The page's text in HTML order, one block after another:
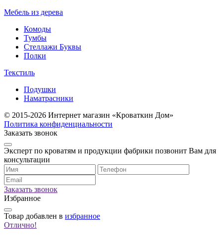
Мебель из дерева
Комоды
Тумбы
Стеллажи Буквы
Полки
Текстиль
Подушки
Наматрасники
© 2015-2026 Интернет магазин «Кроваткин Дом»
Политика конфиденциальности
Заказать звонок
Эксперт по кроватям и продукции фабрики позвонит Вам для
консультации
Заказать звонок
Избранное
Товар добавлен в избранное
Отлично!